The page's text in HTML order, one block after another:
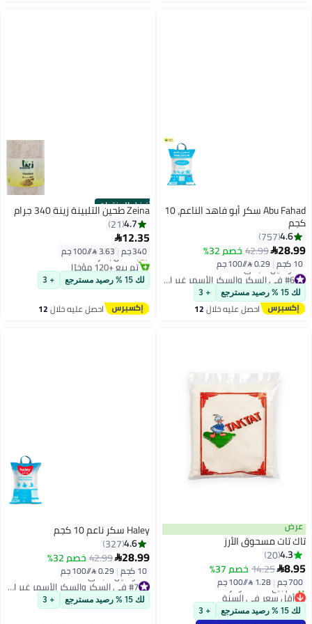
Abu Fahad سكر أبو فاهد الناعم، 10
كجم
4.6
757
28.99
42.99خصم 32%
10 كجم |
#6 في السكر والسكر الأسمر غير المكرر
أقل سعر في 7 يوم
توصيل مجانيلك 15 % رصيد مسترجع + 3
احصل عليه خلال12
أفضل المنتجات
Zeina طحين التلبينة زينة 340 جرام
4.7
21
12.35
340 جم |
#1 في طحين لأغراض أخرى
توصيل مجاني
بتخلّص بسرعة
تم بيع +120 مؤخرًا
#1 في طحين لأغراض أخرىلك 15 % رصيد مسترجع + 3
احصل عليه خلال12
عرض
تاك تات مسحوق الأرز
4.3
20
8.95
14.25خصم 37%
700 جم |
أقل سعر في السنة
بتخلّص بسرعة
تم بيع +110 مؤخرًالك 15 % رصيد مسترجع + 3
Haley سكر ناعم 10 كجم
4.6
327
28.99
42.99خصم 32%
10 كجم |
#7 في السكر والسكر الأسمر غير المكرر
أقل سعر في 7 يوم
توصيل مجانيلك 15 % رصيد مسترجع + 3